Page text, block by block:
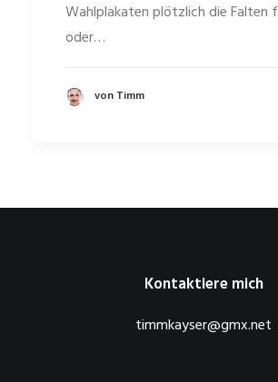
Wahlplakaten plötzlich die Falten
oder…
von Timm
Kontaktiere mich
timmkayser@gmx.net